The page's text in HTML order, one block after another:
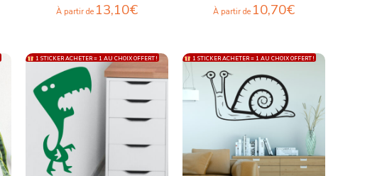
À partir de 13,10€ À partir de 10,70€
1 STICKER ACHETER = 1 AU CHOIX OFFERT ! 1 STICKER ACHETER = 1 AU CHOIX OFFERT !